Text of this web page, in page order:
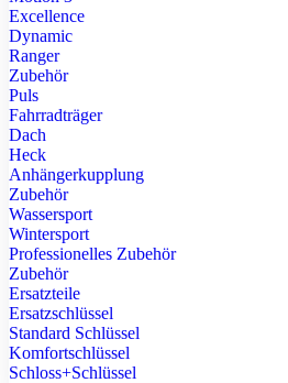
Excellence
Dynamic
Ranger
Zubehör
Puls
Fahrradträger
Dach
Heck
Anhängerkupplung
Zubehör
Wassersport
Wintersport
Professionelles Zubehör
Zubehör
Ersatzteile
Ersatzschlüssel
Standard Schlüssel
Komfortschlüssel
Schloss+Schlüssel